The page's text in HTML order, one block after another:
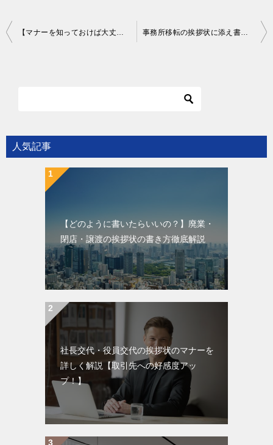
投
シ
【マナーを知っておけば大丈夫】合併・業務提携の挨拶状はこう書きましょう！ 事務所移転の挨拶状に添え書きは必要？手書きの一言で差をつけるテクニック
人気記事
【どのように書いたらいいの？】廃業・
閉店・譲渡の挨拶状の書き方徹底解説
社長交代・役員交代の挨拶状のマナーを
詳しく解説【取引先への好感度アッ
プ！】